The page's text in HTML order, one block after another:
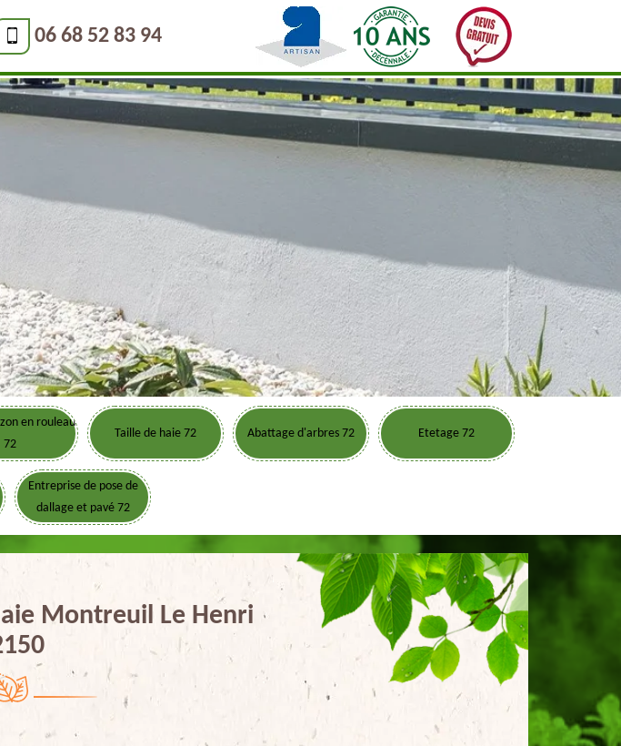
06 68 52 83 94
en rouleau
72
Taille de haie 72 Abattage d'arbres 72 Etetage 72
Entreprise de pose de
dallage et pavé 72
Montreuil Le Henri